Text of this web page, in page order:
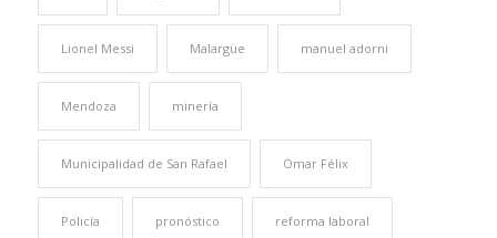
Lionel Messi Malargüe manuel adorni
Mendoza minería
Municipalidad de San Rafael Omar Félix
Policía pronóstico reforma laboral